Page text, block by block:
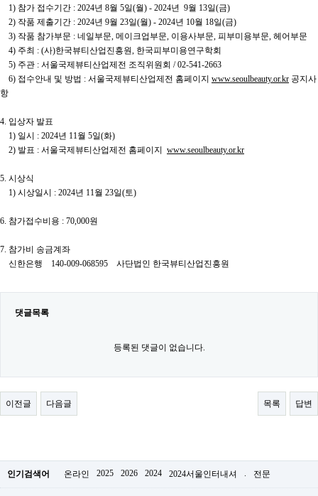
1) 참가 접수기간 : 2024년 8월 5일(월) - 2024년 9월 13일(금)
2) 작품 제출기간 : 2024년 9월 23일(월) - 2024년 10월 18일(금)
3) 작품 참가부문 : 네일부문, 메이크업부문, 이용사부문, 피부미용부문, 헤어부문
4) 주최 : (사)한국뷰티산업진흥원, 한국피부미용연구학회
5) 주관 : 서울국제뷰티산업제전 조직위원회 / 02-541-2663
6) 접수안내 및 방법 : 서울국제뷰티산업제전 홈페이지 www.seoulbeauty.or.kr 공지사
항
4. 입상자 발표
1) 일시 : 2024년 11월 5일(화)
2) 발표 : 서울국제뷰티산업제전 홈페이지 www.seoulbeauty.or.kr
5. 시상식
1) 시상일시 : 2024년 11월 23일(토)
6. 참가접수비용 : 70,000원
7. 참가비 송금계좌
신한은행 140-009-068595 사단법인 한국뷰티산업진흥원
댓글목록
등록된 댓글이 없습니다.
이전글 다음글 목록 답변
인기검색어 온라인 2025 2026 2024 2024서울인터내셔 . 전문